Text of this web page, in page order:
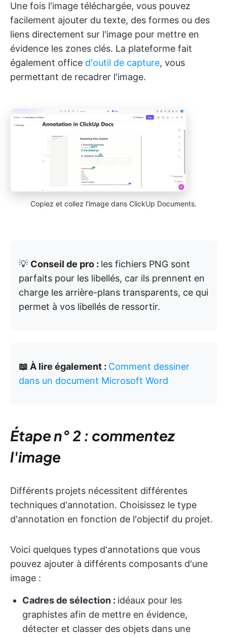
Une fois l'image téléchargée, vous pouvez
facilement ajouter du texte, des formes ou des
liens directement sur l'image pour mettre en
évidence les zones clés. La plateforme fait
également office d'outil de capture, vous
permettant de recadrer l'image.
Copiez et collez l'image dans ClickUp Documents.
💡 Conseil de pro : les fichiers PNG sont
parfaits pour les libellés, car ils prennent en
charge les arrière-plans transparents, ce qui
permet à vos libellés de ressortir.
📖 À lire également : Comment dessiner
dans un document Microsoft Word
Étape n° 2 : commentez
l'image
Différents projets nécessitent différentes
techniques d'annotation. Choisissez le type
d'annotation en fonction de l'objectif du projet.
Voici quelques types d'annotations que vous
pouvez ajouter à différents composants d'une
image :
Cadres de sélection : idéaux pour les
graphistes afin de mettre en évidence,
détecter et classer des objets dans une